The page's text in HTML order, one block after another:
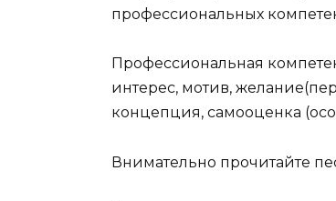
профессиональных
Профессиональная
интерес, мотив,
концепция, самооценка
Внимательно прочитайте